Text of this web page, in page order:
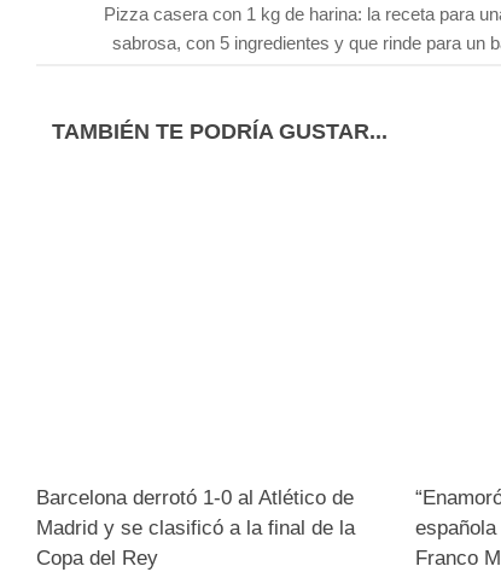
Pizza casera con 1 kg de harina: la receta para
sabrosa, con 5 ingredientes y que rinde para un
TAMBIÉN TE PODRÍA GUSTAR...
Barcelona derrotó 1-0 al Atlético de
Madrid y se clasificó a la final de la
Copa del Rey
Franco